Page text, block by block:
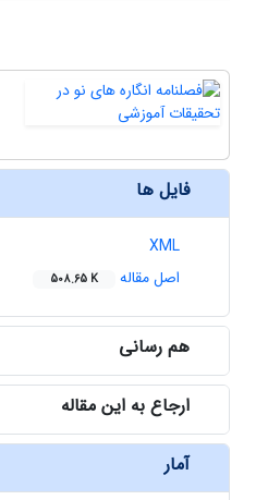
فایل ها
XML
اصل مقاله
508.65 K
هم رسانی
ارجاع به این مقاله
آمار